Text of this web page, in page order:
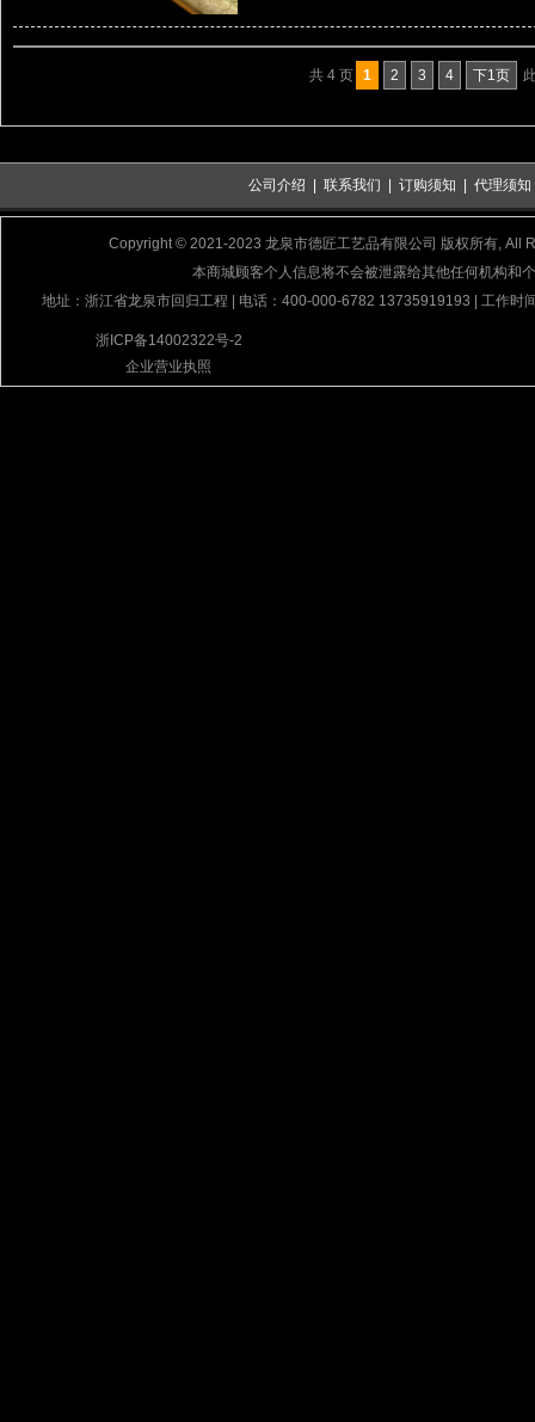
共 4 页 1 2 3 4 下1页
公司介绍 联系我们 订购须知 代理须知
Copyright © 2021-2023 龙泉市德匠工艺品有限公司 版权所有, All
本商城顾客个人信息将不会被泄露给其他任何机构和
地址：浙江省龙泉市回归工程 | 电话：400-000-6782 13735919193 | 工作时
浙ICP备14002322号-2
企业营业执照